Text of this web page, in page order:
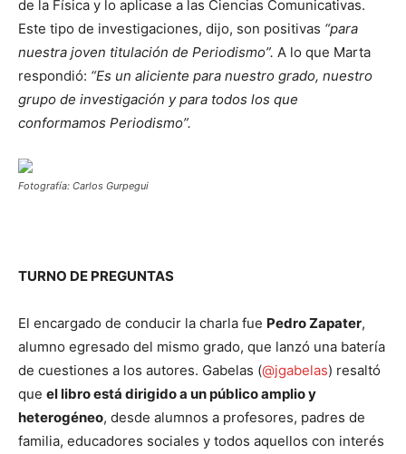
de la Física y lo aplicase a las Ciencias Comunicativas.
Este tipo de investigaciones, dijo, son positivas “para
nuestra joven titulación de Periodismo”. A lo que Marta
respondió: “Es un aliciente para nuestro grado, nuestro
grupo de investigación y para todos los que
conformamos Periodismo”.
Fotografía: Carlos Gurpegui
TURNO DE PREGUNTAS
El encargado de conducir la charla fue Pedro Zapater,
alumno egresado del mismo grado, que lanzó una batería
de cuestiones a los autores. Gabelas (@jgabelas) resaltó
que el libro está dirigido a un público amplio y
heterogéneo, desde alumnos a profesores, padres de
familia, educadores sociales y todos aquellos con interés